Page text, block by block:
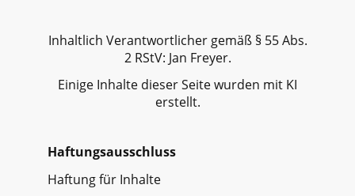
Inhaltlich Verantwortlicher gemäß § 55 Abs.
2 RStV: Jan Freyer.
Einige Inhalte dieser Seite wurden mit KI
erstellt.
Haftungsausschluss​
Haftung für Inhalte